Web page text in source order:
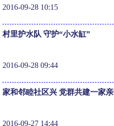
2016-09-28 10:15
村里护水队 守护“小水缸”
2016-09-28 09:44
家和邻睦社区兴 党群共建一家亲
2016-09-27 14:44